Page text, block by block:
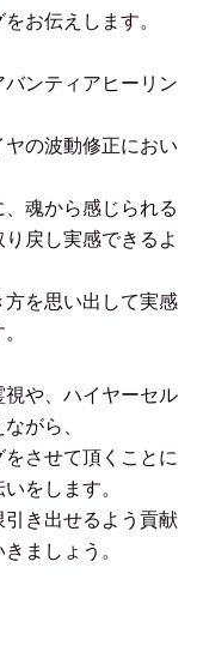
お伝えします。
ンティアヒーリン
の波動修正におい
魂から感じられる
戻し実感できるよ
を思い出して実感
や、ハイヤーセル
がら、
させて頂くことに
をします。
き出せるよう貢献
ましょう。